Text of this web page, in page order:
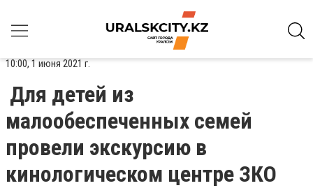
10:00, 1 июня 2021 г.
Для детей из
малообеспеченных семей
провели экскурсию в
кинологическом центре ЗКО